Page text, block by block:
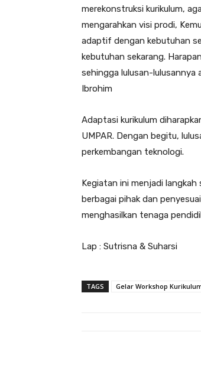
merekonstruksi kurikulum,
mengarahkan visi prodi,
adaptif dengan kebutuhan
kebutuhan sekarang.
sehingga lulusan-lulusannya
Ibrohim
Adaptasi kurikulum
UMPAR. Dengan begitu,
perkembangan teknologi.
Kegiatan ini menjadi
berbagai pihak dan
menghasilkan tenaga
Lap : Sutrisna & Suharsi
TAGS Gelar Workshop